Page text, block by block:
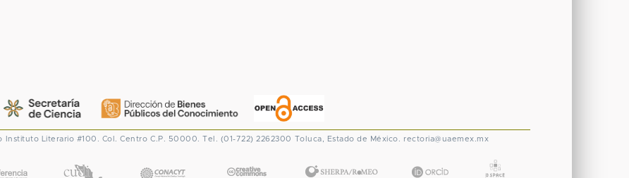
Instituto Literario #100. Col. Centro C.P. 50000. Tel. (01-722) 2262300 Toluca, Estado de México. rectoria@uaemex.mx